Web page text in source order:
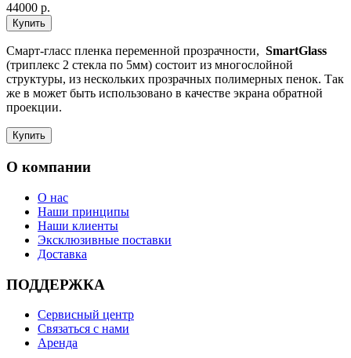
44000 р.
Смарт-гласс пленка переменной прозрачности, SmartGlass
(триплекс 2 стекла по 5мм) состоит из многослойной
структуры, из нескольких прозрачных полимерных пенок. Так
же в может быть использовано в качестве экрана обратной
проекции.
О компании
О нас
Наши принципы
Наши клиенты
Эксклюзивные поставки
Доставка
ПОДДЕРЖКА
Сервисный центр
Связаться с нами
Аренда